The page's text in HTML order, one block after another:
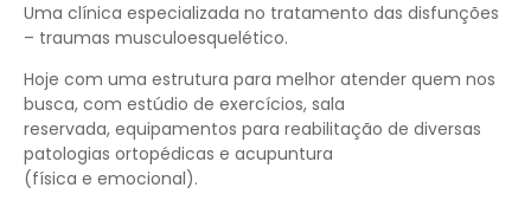
Uma clínica especializada no tratamento das disfunções
– traumas musculoesquelético.
Hoje com uma estrutura para melhor atender quem nos
busca, com estúdio de exercícios, sala
reservada, equipamentos para reabilitação de diversas
patologias ortopédicas e acupuntura
(física e emocional).